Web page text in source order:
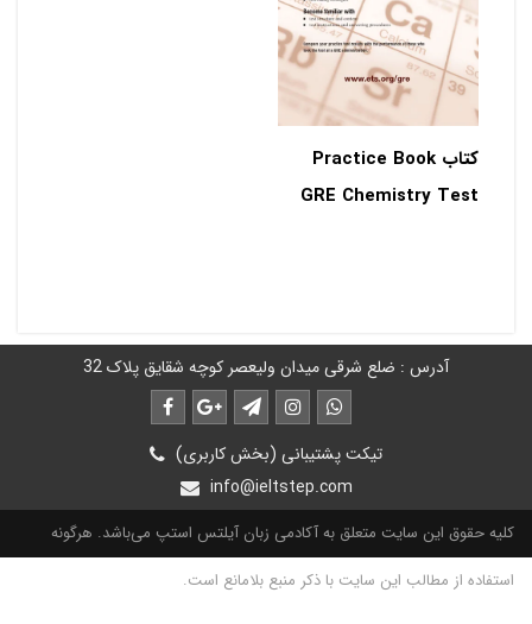
کتاب Practice Book
GRE Chemistry Test
آدرس : ضلع شرقی میدان ولیعصر کوچه شقایق پلاک 32
تیکت پشتیبانی (بخش کاربری)
info@ieltstep.com
کلیه حقوق این سایت متعلق به آکادمی زبان آیلتس استپ می‌باشد. هرگونه
استفاده از مطالب این سایت با ذکر منبع بلامانع است.